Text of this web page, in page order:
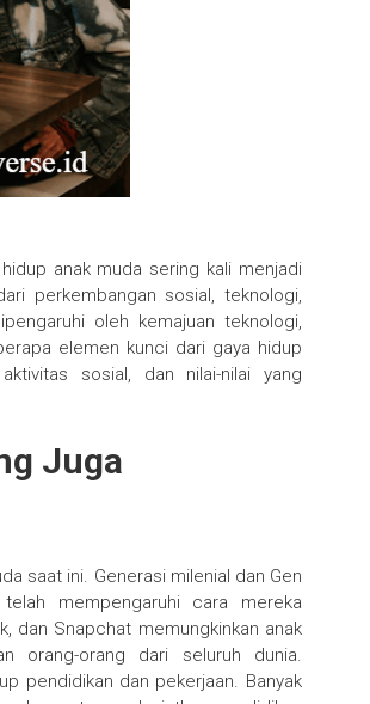
hidup anak muda sering kali menjadi
perkembangan sosial, teknologi,
oleh kemajuan teknologi,
elemen kunci dari gaya hidup
sosial, dan nilai-nilai yang
Juga
saat ini. Generasi milenial dan Gen
mempengaruhi cara mereka
dan Snapchat memungkinkan anak
orang-orang dari seluruh dunia.
pendidikan dan pekerjaan. Banyak